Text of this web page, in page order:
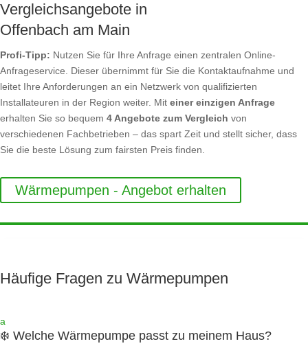
Vergleichsangebote in
Offenbach am Main
Profi-Tipp: Nutzen Sie für Ihre Anfrage einen zentralen Online-
Anfrageservice. Dieser übernimmt für Sie die Kontaktaufnahme und
leitet Ihre Anforderungen an ein Netzwerk von qualifizierten
Installateuren in der Region weiter. Mit einer einzigen Anfrage
erhalten Sie so bequem 4 Angebote zum Vergleich von
verschiedenen Fachbetrieben – das spart Zeit und stellt sicher, dass
Sie die beste Lösung zum fairsten Preis finden.
Wärmepumpen - Angebot erhalten
Häufige Fragen zu Wärmepumpen
a
❄️ Welche Wärmepumpe passt zu meinem Haus?